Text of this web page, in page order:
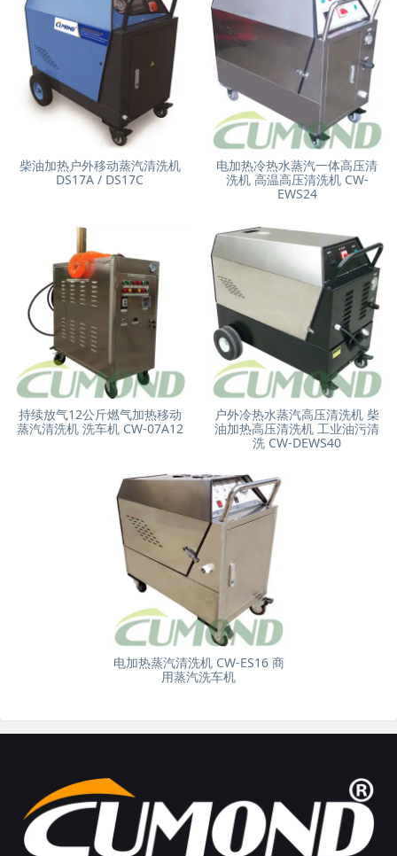
柴油加热户外移动蒸汽清洗机
DS17A / DS17C
电加热冷热水蒸汽一体高压清
洗机 高温高压清洗机 CW-
EWS24
持续放气12公斤燃气加热移动
蒸汽清洗机 洗车机 CW-07A12
户外冷热水蒸汽高压清洗机 柴
油加热高压清洗机 工业油污清
洗 CW-DEWS40
电加热蒸汽清洗机 CW-ES16 商
用蒸汽洗车机